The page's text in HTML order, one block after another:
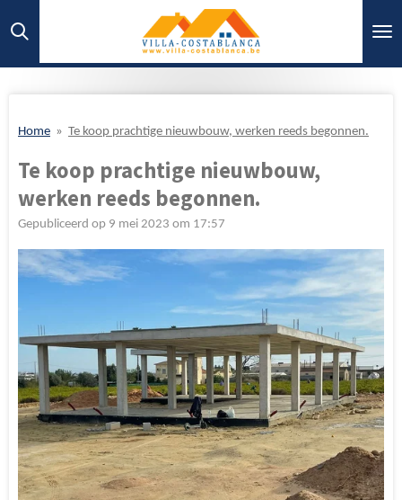
direct
Home » Te koop prachtige nieuwbouw, werken reeds begonnen.
Te koop prachtige nieuwbouw,
werken reeds begonnen.
Gepubliceerd op 9 mei 2023 om 17:57